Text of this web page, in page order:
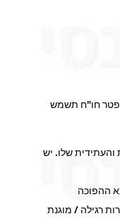
נפטר חו"ח תשמש
שלו. יש
ההפוכה
לשכירות רגילה / מוגנת